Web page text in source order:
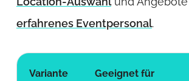
erfahrenes Eventpersonal.
Variante Geeignet für